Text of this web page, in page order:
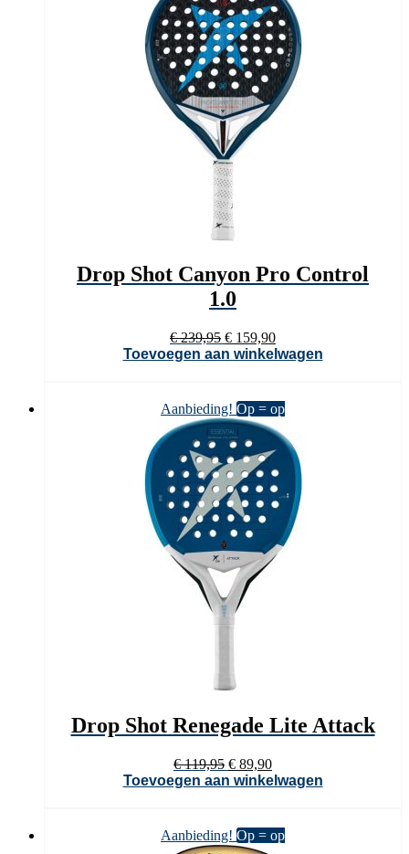
Drop Shot Canyon Pro Control
1.0
€239,95 Oorspronkelijke
prijs
€ 159,90Huidige
prijs
Toevoegen aan winkelwagen
Aanbieding! Op = op
Drop Shot Renegade Lite Attack
€119,95 Oorspronkelijke
prijs
€ 89,90Huidige
prijs
Toevoegen aan winkelwagen
Aanbieding! Op = op